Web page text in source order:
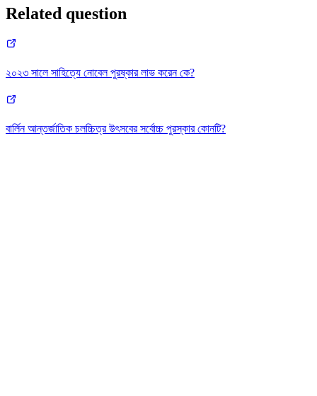
Related question
২০২৩ সালে সাহিত্যে নোবেল পুরষ্কার লাভ করেন কে?
বার্লিন আন্তর্জাতিক চলচ্চিত্র উৎসবের সর্বোচ্চ পুরস্কার কোনটি?